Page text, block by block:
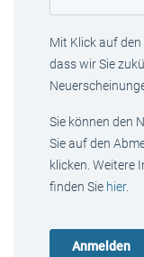
Mit Klick auf
dass wir Sie
Sie können den
Sie auf den
klicken. Weitere
finden Sie hier.